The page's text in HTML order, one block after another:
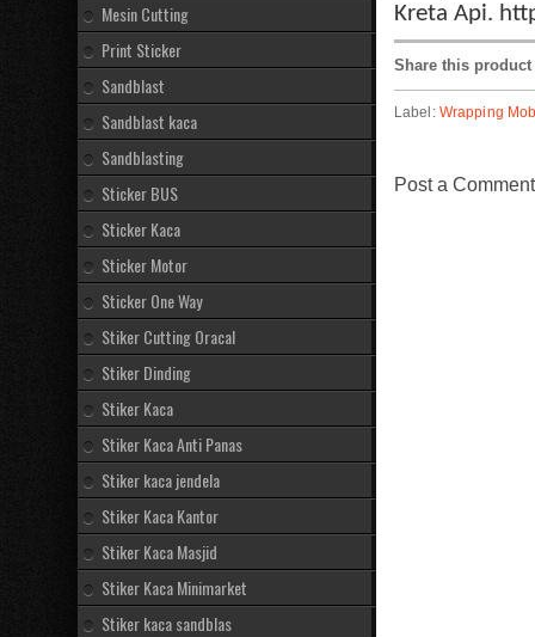
Kreta Api.
Share this product
Label: Wrapping
Post a Comment
Mesin Cutting
Print Sticker
Sandblast
Sandblast kaca
Sandblasting
Sticker BUS
Sticker Kaca
Sticker Motor
Sticker One Way
Stiker Cutting Oracal
Stiker Dinding
Stiker Kaca
Stiker Kaca Anti Panas
Stiker kaca jendela
Stiker Kaca Kantor
Stiker Kaca Masjid
Stiker Kaca Minimarket
Stiker kaca sandblas